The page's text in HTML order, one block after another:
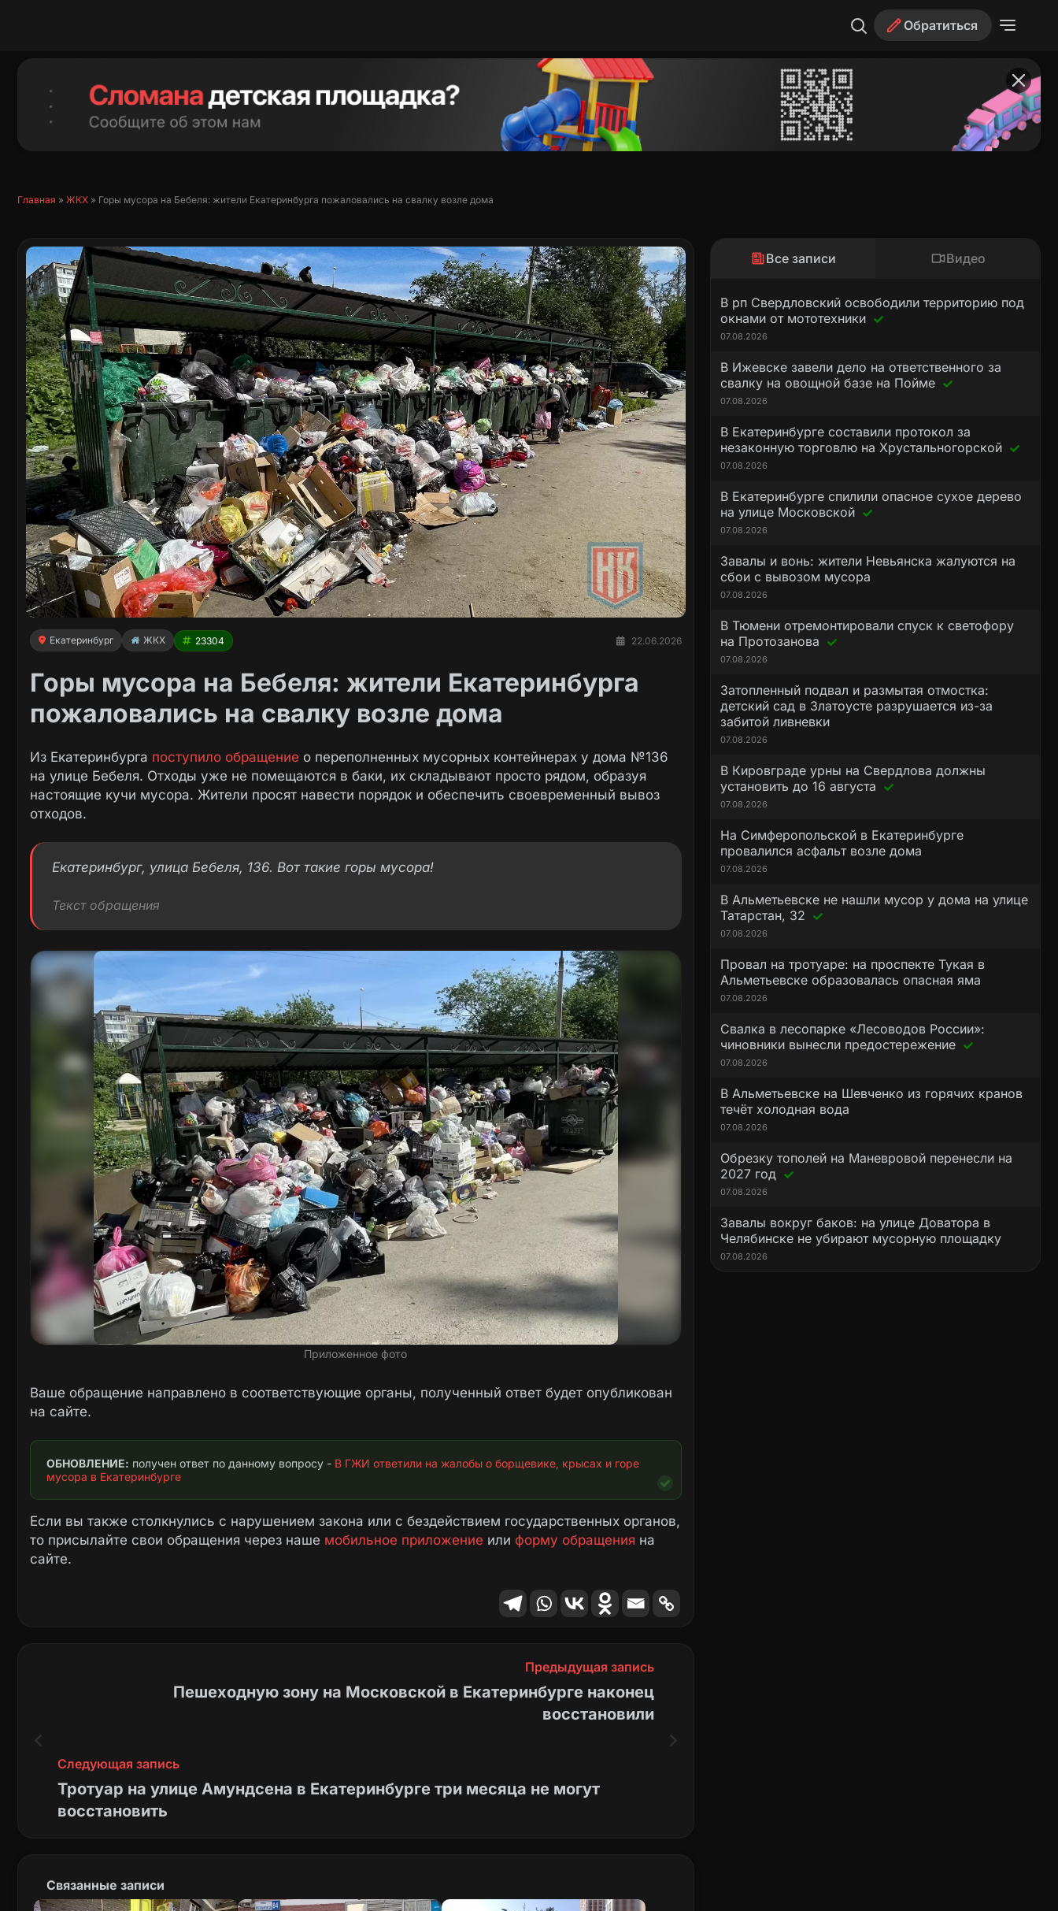
Обратиться
Главная » ЖКХ » Горы мусора на Бебеля: жители Екатеринбурга пожаловались на свалку возле дома
Екатеринбург ЖКХ 23304 22.06.2026
Горы мусора на Бебеля: жители Екатеринбурга
пожаловались на свалку возле дома
Из Екатеринбурга поступило обращение о переполненных мусорных контейнерах у дома №136
на улице Бебеля. Отходы уже не помещаются в баки, их складывают просто рядом, образуя
настоящие кучи мусора. Жители просят навести порядок и обеспечить своевременный вывоз
отходов.
Екатеринбург, улица Бебеля, 136. Вот такие горы мусора!
Текст обращения
Приложенное фото
Ваше обращение направлено в соответствующие органы, полученный ответ будет опубликован
на сайте.
ОБНОВЛЕНИЕ: получен ответ по данному вопросу - В ГЖИ ответили на жалобы о борщевике, крысах и горе
мусора в Екатеринбурге
Если вы также столкнулись с нарушением закона или с бездействием государственных органов,
то присылайте свои обращения через наше мобильное приложение или форму обращения на
сайте.
Предыдущая запись
Пешеходную зону на Московской в Екатеринбурге наконец
восстановили
Следующая запись
Тротуар на улице Амундсена в Екатеринбурге три месяца не могут
восстановить
Связанные записи
Все записи Видео
В рп Свердловский освободили территорию под
окнами от мототехники
07.08.2026
В Ижевске завели дело на ответственного за
свалку на овощной базе на Пойме
07.08.2026
В Екатеринбурге составили протокол за
незаконную торговлю на Хрустальногорской
07.08.2026
В Екатеринбурге спилили опасное сухое дерево
на улице Московской
07.08.2026
Завалы и вонь: жители Невьянска жалуются на
сбои с вывозом мусора
07.08.2026
В Тюмени отремонтировали спуск к светофору
на Протозанова
07.08.2026
Затопленный подвал и размытая отмостка:
детский сад в Златоусте разрушается из-за
забитой ливневки
07.08.2026
В Кировграде урны на Свердлова должны
установить до 16 августа
07.08.2026
На Симферопольской в Екатеринбурге
провалился асфальт возле дома
07.08.2026
В Альметьевске не нашли мусор у дома на улице
Татарстан, 32
07.08.2026
Провал на тротуаре: на проспекте Тукая в
Альметьевске образовалась опасная яма
07.08.2026
Свалка в лесопарке «Лесоводов России»:
чиновники вынесли предостережение
07.08.2026
В Альметьевске на Шевченко из горячих кранов
течёт холодная вода
07.08.2026
Обрезку тополей на Маневровой перенесли на
2027 год
07.08.2026
Завалы вокруг баков: на улице Доватора в
Челябинске не убирают мусорную площадку
07.08.2026